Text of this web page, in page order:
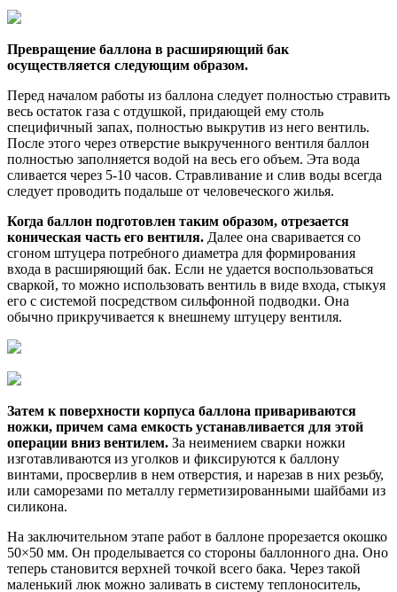
Превращение баллона в расширяющий бак
осуществляется следующим образом.
Перед началом работы из баллона следует полностью стравить
весь остаток газа с отдушкой, придающей ему столь
специфичный запах, полностью выкрутив из него вентиль.
После этого через отверстие выкрученного вентиля баллон
полностью заполняется водой на весь его объем. Эта вода
сливается через 5-10 часов. Стравливание и слив воды всегда
следует проводить подальше от человеческого жилья.
Когда баллон подготовлен таким образом, отрезается
коническая часть его вентиля. Далее она сваривается со
сгоном штуцера потребного диаметра для формирования
входа в расширяющий бак. Если не удается воспользоваться
сваркой, то можно использовать вентиль в виде входа, стыкуя
его с системой посредством сильфонной подводки. Она
обычно прикручивается к внешнему штуцеру вентиля.
Затем к поверхности корпуса баллона привариваются
ножки, причем сама емкость устанавливается для этой
операции вниз вентилем. За неимением сварки ножки
изготавливаются из уголков и фиксируются к баллону
винтами, просверлив в нем отверстия, и нарезав в них резьбу,
или саморезами по металлу герметизированными шайбами из
силикона.
На заключительном этапе работ в баллоне прорезается окошко
50×50 мм. Он проделывается со стороны баллонного дна. Оно
теперь становится верхней точкой всего бака. Через такой
маленький люк можно заливать в систему теплоноситель,